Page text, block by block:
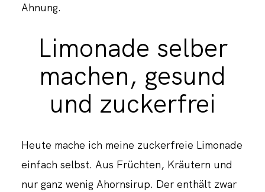
Ahnung.
Limonade selber
machen, gesund
und zuckerfrei
Heute mache ich meine zuckerfreie Limonade
einfach selbst. Aus Früchten, Kräutern und
nur ganz wenig Ahornsirup. Der enthält zwar